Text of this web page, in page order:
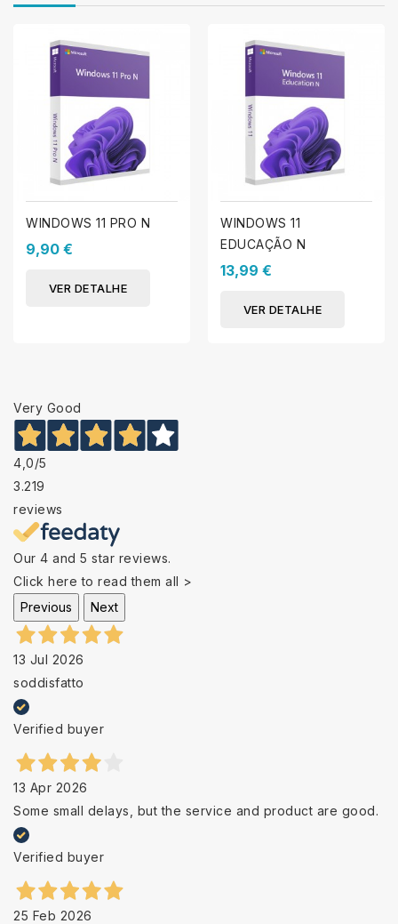
WINDOWS 11 PRO N
9,90 €
VER DETALHE
WINDOWS 11
EDUCAÇÃO N
13,99 €
VER DETALHE
Very Good
4,0/5
3.219
reviews
Our 4 and 5 star reviews.
Click here to read them all >
Previous
Next
13 Jul 2026
soddisfatto
Verified buyer
13 Apr 2026
Some small delays, but the service and product are good.
Verified buyer
25 Feb 2026